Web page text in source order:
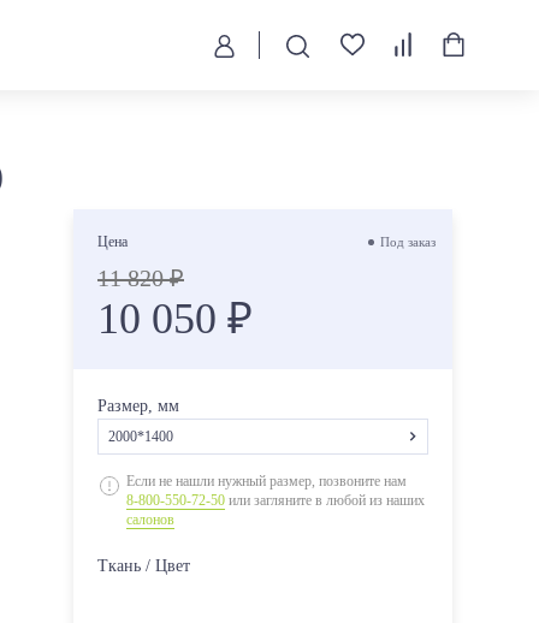
Цена Под заказ
11 820 ₽
10 050 ₽
Размер, мм
2000*1400
2000*800
2000*900
Если не нашли нужный размер, позвоните нам
8-800-550-72-50 или загляните в любой из наших
салонов
Ткань / Цвет